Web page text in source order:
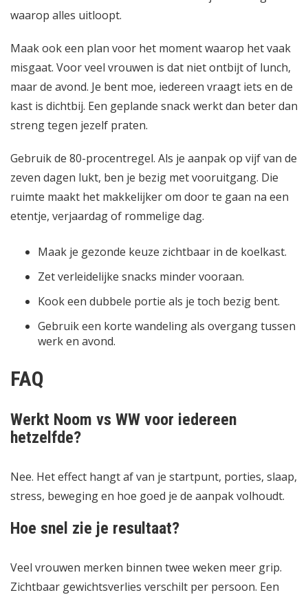
waarop alles uitloopt.
Maak ook een plan voor het moment waarop het vaak
misgaat. Voor veel vrouwen is dat niet ontbijt of lunch,
maar de avond. Je bent moe, iedereen vraagt iets en de
kast is dichtbij. Een geplande snack werkt dan beter dan
streng tegen jezelf praten.
Gebruik de 80-procentregel. Als je aanpak op vijf van de
zeven dagen lukt, ben je bezig met vooruitgang. Die
ruimte maakt het makkelijker om door te gaan na een
etentje, verjaardag of rommelige dag.
Maak je gezonde keuze zichtbaar in de koelkast.
Zet verleidelijke snacks minder vooraan.
Kook een dubbele portie als je toch bezig bent.
Gebruik een korte wandeling als overgang tussen
werk en avond.
FAQ
Werkt Noom vs WW voor iedereen
hetzelfde?
Nee. Het effect hangt af van je startpunt, porties, slaap,
stress, beweging en hoe goed je de aanpak volhoudt.
Hoe snel zie je resultaat?
Veel vrouwen merken binnen twee weken meer grip.
Zichtbaar gewichtsverlies verschilt per persoon. Een